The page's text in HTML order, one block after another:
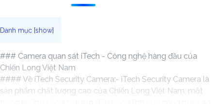
### Camera quan sát iTech - Công nghệ hàng đầu của
Chiến Long Việt Nam
#### Về iTech Security Camera:- iTech Security Camera là
sản phẩm chất lượng cao của Chiến Long Việt Nam, một